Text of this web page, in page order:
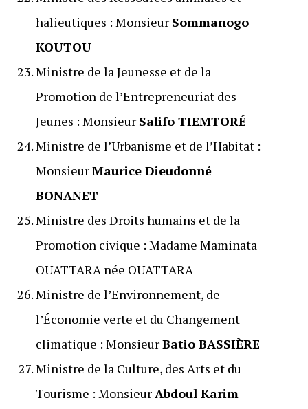
halieutiques : Monsieur Sommanogo
KOUTOU
Ministre de la Jeunesse et de la
Promotion de l’Entrepreneuriat des
Jeunes : Monsieur Salifo TIEMTORÉ
Ministre de l’Urbanisme et de l’Habitat :
MonsieurMaurice Dieudonné
BONANET
Ministre des Droits humains et de la
Promotion civique : Madame Maminata
OUATTARA née OUATTARA
Ministre de l’Environnement, de
l’Économie verte et du Changement
climatique : MonsieurBatio BASSIÈRE
Ministre de la Culture, des Arts et du
Tourisme : MonsieurAbdoul Karim